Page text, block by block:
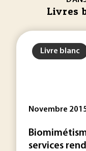
Livres
Livre blanc
Novembre
services